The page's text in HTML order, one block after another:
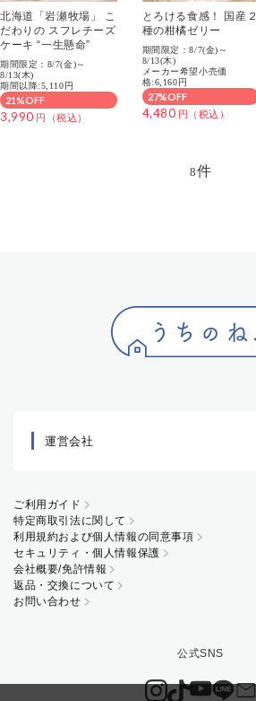
北海道「岩瀬牧場」 こ
だわりの スフレチーズ
ケーキ “一生懸命”
期間限定：8/7(金)～
8/13(木)
期間以降:5,110円
21%OFF
3,990
とろける食感！ 国産２
種の柑橘ゼリー
期間限定：8/7(金)～
8/13(木)
メーカー希望小売価
格:6,160円
27%OFF
4,480
8件
運営会社
ご利用ガイド
特定商取引法に関して
利用規約および個人情報の同意事項
セキュリティ・個人情報保護
会社概要/免許情報
返品・交換について
お問い合わせ